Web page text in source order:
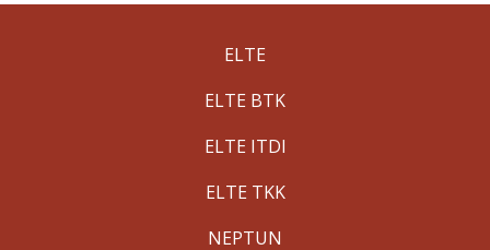
ELTE
ELTE BTK
ELTE ITDI
ELTE TKK
NEPTUN